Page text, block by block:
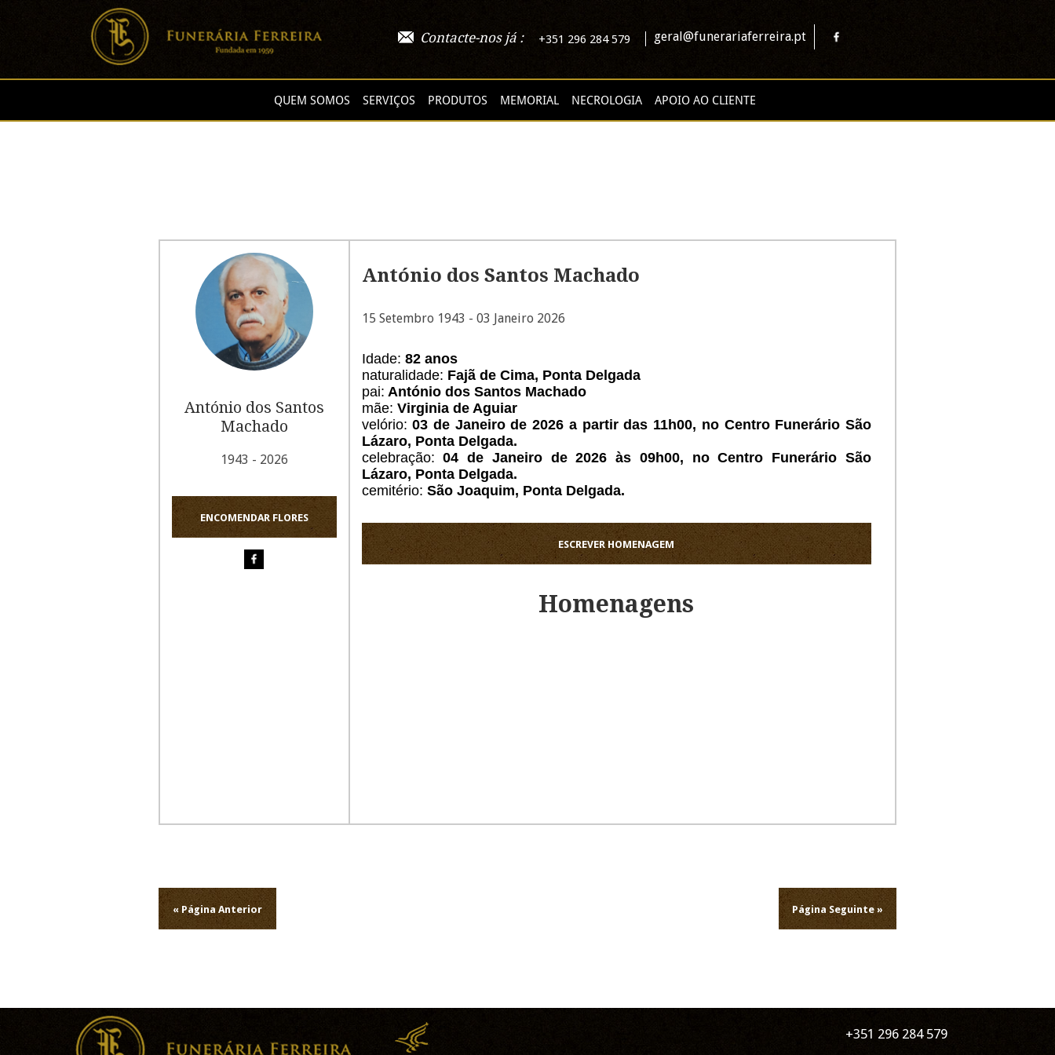
Contacte-nos já : +351 296 284 579 geral@funerariaferreira.pt
QUEM SOMOS SERVIÇOS PRODUTOS MEMORIAL NECROLOGIA APOIO AO CLIENTE
António dos Santos
Machado
1943 - 2026
ENCOMENDAR FLORES
António dos Santos Machado
15 Setembro 1943 - 03 Janeiro 2026
Idade: 82 anos
naturalidade: Fajã de Cima, Ponta Delgada
pai: António dos Santos Machado
mãe: Virginia de Aguiar
velório: 03 de Janeiro de 2026 a partir das 11h00, no Centro Funerário São
Lázaro, Ponta Delgada.
celebração: 04 de Janeiro de 2026 às 09h00, no Centro Funerário São
Lázaro, Ponta Delgada.
cemitério: São Joaquim, Ponta Delgada.
ESCREVER HOMENAGEM
Homenagens
de
artigos
Página Seguinte »
« Página Anterior
+351 296 284 579